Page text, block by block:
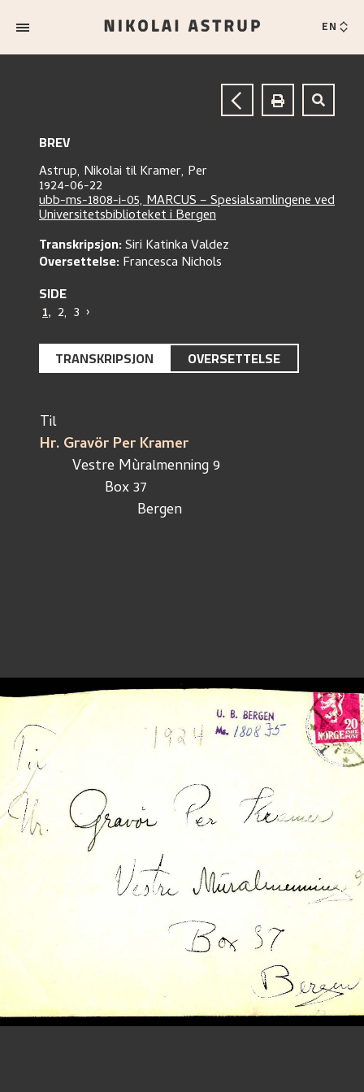
EN
BREV
Astrup, Nikolai tilKramer, Per
1924-06-22
ubb-ms-1808-i-05, MARCUS – Spesialsamlingene ved
Universitetsbiblioteket i Bergen
Transkripsjon:Siri Katinka Valdez
Oversettelse:Francesca Nichols
SIDE
1, 2, 3 ›
TRANSKRIPSJON OVERSETTELSE
Til
Hr. Gravör Per Kramer
	Vestre Mùralmenning 9
		Box 37
			Bergen